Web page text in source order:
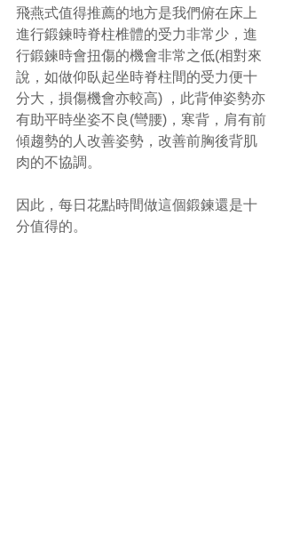
飛燕式值得推薦的地方是我們俯在床上
進行鍛鍊時脊柱椎體的受力非常少，進
行鍛鍊時會扭傷的機會非常之低(相對來
說，如做仰臥起坐時脊柱間的受力便十
分大，損傷機會亦較高) ，此背伸姿勢亦
有助平時坐姿不良(彎腰)，寒背，肩有前
傾趨勢的人改善姿勢，改善前胸後背肌
肉的不協調。
因此，每日花點時間做這個鍛鍊還是十
分值得的。